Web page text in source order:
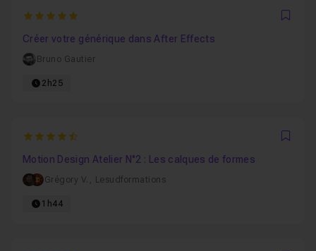
5
Créer votre générique dans After Effects
Bruno Gautier
2h25
4.7777777777778
Motion Design Atelier N°2 : Les calques de formes
Grégory V. , Lesudformations
1h44